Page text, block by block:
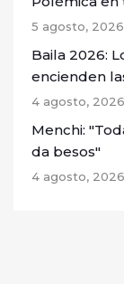
5 agosto, 2026
Baila 2026:
encienden
4 agosto, 2026
Menchi:
da besos"
4 agosto, 2026